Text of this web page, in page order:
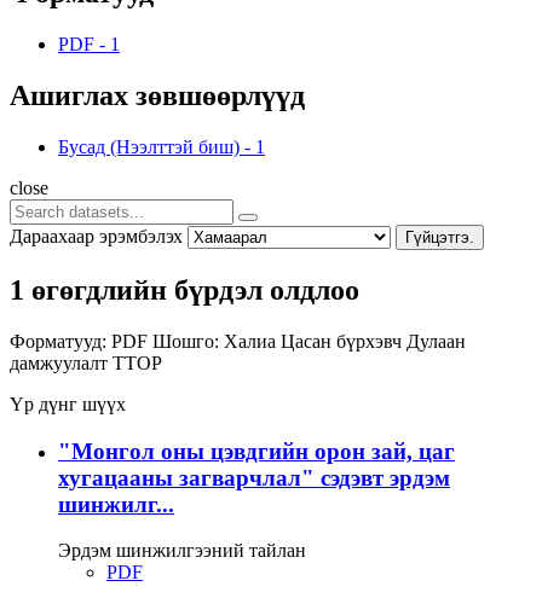
PDF - 1
Ашиглах зөвшөөрлүүд
Бусад (Нээлттэй биш) - 1
close
Дараахаар эрэмбэлэх Гүйцэтгэ.
1 өгөгдлийн бүрдэл олдлоо
Форматууд: PDF Шошго: Халиа Цасан бүрхэвч Дулаан
дамжуулалт TTOP
Үр дүнг шүүх
"Монгол оны цэвдгийн орон зай, цаг
хугацааны загварчлал" сэдэвт эрдэм
шинжилг...
Эрдэм шинжилгээний тайлан
PDF